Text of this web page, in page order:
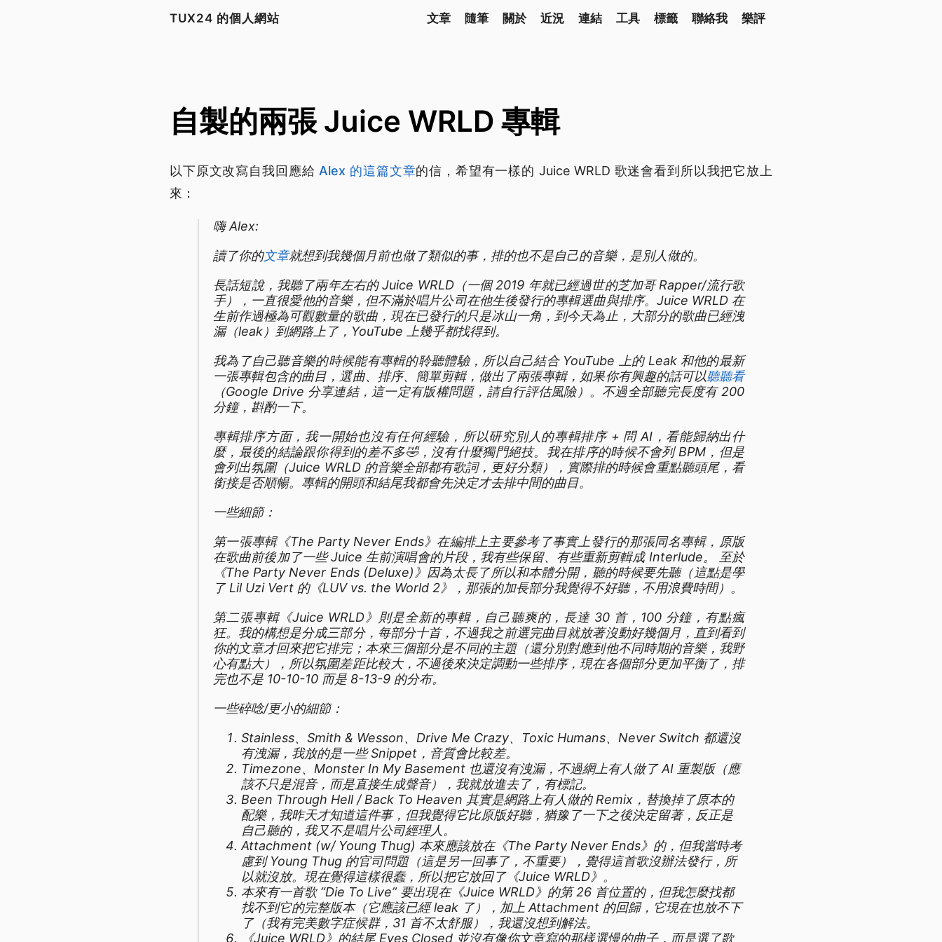
TUX24 的個人網站 文章 隨筆 關於 近況 連結 工具 標籤 聯絡我 樂評
自製的兩張 Juice WRLD 專輯
以下原文改寫自我回應給 Alex 的這篇文章的信，希望有一樣的 Juice WRLD 歌迷會看到所以我把它放上
來：
嗨 Alex:
讀了你的文章就想到我幾個月前也做了類似的事，排的也不是自己的音樂，是別人做的。
長話短說，我聽了兩年左右的 Juice WRLD（一個 2019 年就已經過世的芝加哥 Rapper/流行歌
手），一直很愛他的音樂，但不滿於唱片公司在他生後發行的專輯選曲與排序。Juice WRLD 在
生前作過極為可觀數量的歌曲，現在已發行的只是冰山一角，到今天為止，大部分的歌曲已經洩
漏（leak）到網路上了，YouTube 上幾乎都找得到。
我為了自己聽音樂的時候能有專輯的聆聽體驗，所以自己結合 YouTube 上的 Leak 和他的最新
一張專輯包含的曲目，選曲、排序、簡單剪輯，做出了兩張專輯，如果你有興趣的話可以聽聽看
（Google Drive 分享連結，這一定有版權問題，請自行評估風險）。不過全部聽完長度有 200
分鐘，斟酌一下。
專輯排序方面，我一開始也沒有任何經驗，所以研究別人的專輯排序 + 問 AI，看能歸納出什
麼，最後的結論跟你得到的差不多🤣，沒有什麼獨門絕技。我在排序的時候不會列 BPM，但是
會列出氛圍（Juice WRLD 的音樂全部都有歌詞，更好分類），實際排的時候會重點聽頭尾，看
銜接是否順暢。專輯的開頭和結尾我都會先決定才去排中間的曲目。
一些細節：
第一張專輯《The Party Never Ends》在編排上主要參考了事實上發行的那張同名專輯，原版
在歌曲前後加了一些 Juice 生前演唱會的片段，我有些保留、有些重新剪輯成 Interlude。 至於
《The Party Never Ends (Deluxe)》因為太長了所以和本體分開，聽的時候要先聽（這點是學
了 Lil Uzi Vert 的《LUV vs. the World 2》，那張的加長部分我覺得不好聽，不用浪費時間）。
第二張專輯《Juice WRLD》則是全新的專輯，自己聽爽的，長達 30 首，100 分鐘，有點瘋
狂。我的構想是分成三部分，每部分十首，不過我之前選完曲目就放著沒動好幾個月，直到看到
你的文章才回來把它排完；本來三個部分是不同的主題（還分別對應到他不同時期的音樂，我野
心有點大），所以氛圍差距比較大，不過後來決定調動一些排序，現在各個部分更加平衡了，排
完也不是 10-10-10 而是 8-13-9 的分布。
一些碎唸/更小的細節：
Stainless、Smith & Wesson、Drive Me Crazy、Toxic Humans、Never Switch 都還沒
有洩漏，我放的是一些 Snippet，音質會比較差。
Timezone、Monster In My Basement 也還沒有洩漏，不過網上有人做了 AI 重製版（應
該不只是混音，而是直接生成聲音），我就放進去了，有標記。
Been Through Hell / Back To Heaven 其實是網路上有人做的 Remix，替換掉了原本的
配樂，我昨天才知道這件事，但我覺得它比原版好聽，猶豫了一下之後決定留著，反正是
自己聽的，我又不是唱片公司經理人。
Attachment (w/ Young Thug) 本來應該放在《The Party Never Ends》的，但我當時考
慮到 Young Thug 的官司問題（這是另一回事了，不重要），覺得這首歌沒辦法發行，所
以就沒放。現在覺得這樣很蠢，所以把它放回了《Juice WRLD》。
本來有一首歌 “Die To Live” 要出現在《Juice WRLD》的第 26 首位置的，但我怎麼找都
找不到它的完整版本（它應該已經 leak 了），加上 Attachment 的回歸，它現在也放不下
了（我有完美數字症候群，31 首不太舒服），我還沒想到解法。
《Juice WRLD》的結尾 Eyes Closed 並沒有像你文章寫的那樣選慢的曲子，而是選了歌